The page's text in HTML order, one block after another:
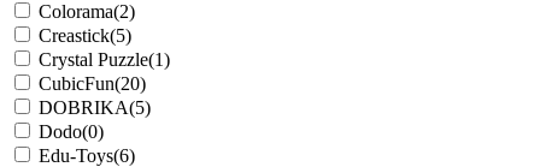
Colorama(2)
Creastick(5)
Crystal Puzzle(1)
CubicFun(20)
DOBRIKA(5)
Dodo(0)
Edu-Toys(6)